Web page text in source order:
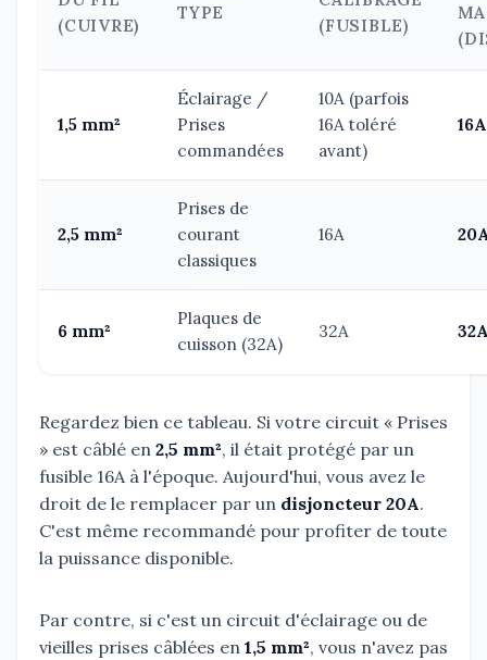
(CUIVRE)
TYPE
(FUSIBLE)
1,5 mm²
Éclairage /
Prises
commandées
10A (parfois
16A toléré
avant)
2,5 mm²
Prises de
courant
classiques
16A
6 mm²
Plaques de
cuisson (32A)
32A
Regardez bien ce tableau. Si votre circuit « Prises
» est câblé en 2,5 mm², il était protégé par un
fusible 16A à l'époque. Aujourd'hui, vous avez le
droit de le remplacer par un disjoncteur 20A.
C'est même recommandé pour profiter de toute
la puissance disponible.
Par contre, si c'est un circuit d'éclairage ou de
vieilles prises câblées en 1,5 mm², vous n'avez pas